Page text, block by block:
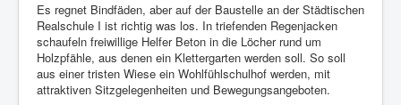
Es regnet Bindfäden, aber auf der Baustelle an der Städtischen
Realschule I ist richtig was los. In triefenden Regenjacken
schaufeln freiwillige Helfer Beton in die Löcher rund um
Holzpfähle, aus denen ein Klettergarten werden soll. So soll
aus einer tristen Wiese ein Wohlfühlschulhof werden, mit
attraktiven Sitzgelegenheiten und Bewegungsangeboten.